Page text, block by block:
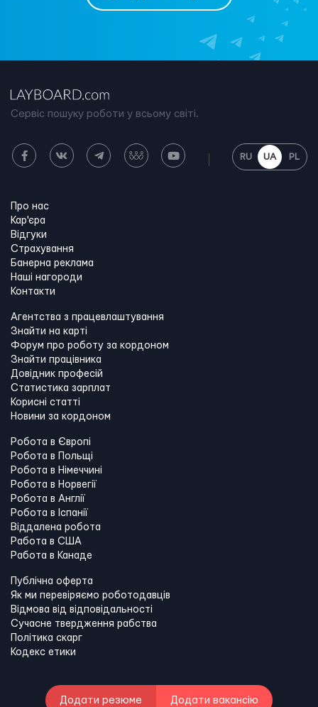
Сервіс пошуку роботи у всьому світі.
RU UA PL
Про нас
Кар'єра
Відгуки
Страхування
Банерна реклама
Наші нагороди
Контакти
Агентства з працевлаштування
Знайти на карті
Форум про роботу за кордоном
Знайти працівника
Довідник професій
Статистика зарплат
Корисні статті
Новини за кордоном
Робота в Європі
Робота в Польщі
Робота в Німеччині
Робота в Норвегії
Робота в Англії
Робота в Іспанії
Віддалена робота
Работа в США
Работа в Канадe
Публічна оферта
Як ми перевіряємо роботодавців
Відмова від відповідальності
Сучасне твердження рабства
Політика скарг
Кодекс етики
Додати резюме Додати вакансію